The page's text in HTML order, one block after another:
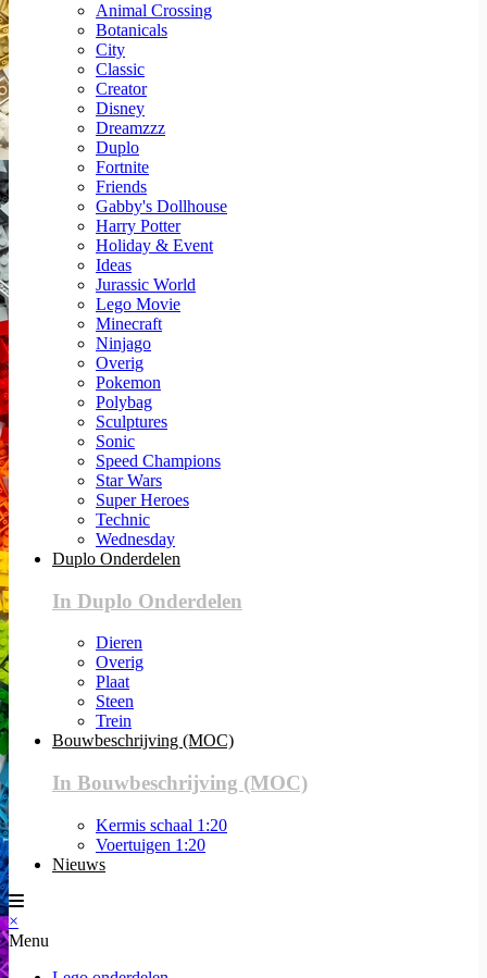
Animal Crossing
Botanicals
City
Classic
Creator
Disney
Dreamzzz
Duplo
Fortnite
Friends
Gabby's Dollhouse
Harry Potter
Holiday & Event
Ideas
Jurassic World
Lego Movie
Minecraft
Ninjago
Overig
Pokemon
Polybag
Sculptures
Sonic
Speed Champions
Star Wars
Super Heroes
Technic
Wednesday
Duplo Onderdelen
In Duplo Onderdelen
Dieren
Overig
Plaat
Steen
Trein
Bouwbeschrijving (MOC)
In Bouwbeschrijving (MOC)
Kermis schaal 1:20
Voertuigen 1:20
Nieuws
×
Menu